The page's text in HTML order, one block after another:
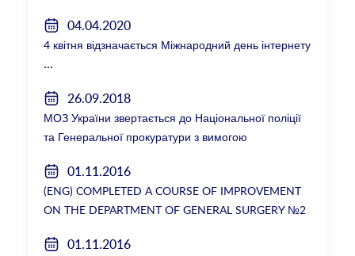
04.04.2020
4 квітня відзначається Міжнародний день інтернету
26.09.2018
МОЗ України звертається до Національної поліції
та Генеральної прокуратури з вимогою
ректорки НМУ Катерини Амосової
01.11.2016
(ENG) COMPLETED A COURSE OF IMPROVEMENT
ON THE DEPARTMENT OF GENERAL SURGERY №2
01.11.2016